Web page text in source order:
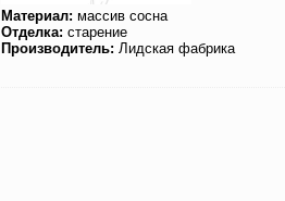
Материал: массив сосна
Отделка: старение
Производитель: Лидская фабрика